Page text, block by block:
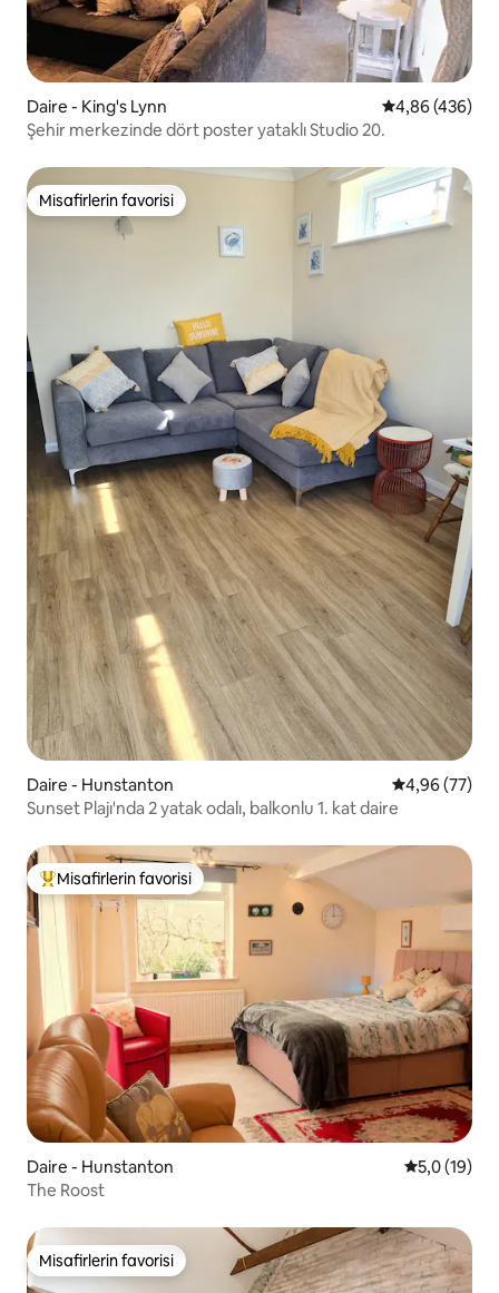
Daire - King's Lynn 5 üzerinden
4,86 (436)
Şehir merkezinde dört poster yataklı Studio 20.
Misafirlerin favorisi
Misafirlerin favorisi
Daire - Hunstanton 5 üzerinden
4,96 (77)
Sunset Plajı'nda 2 yatak odalı, balkonlu 1. kat daire
Misafirlerin favorilerinden en beğenilenler arasında
Misafirlerin favorisi
Daire - Hunstanton 55,0 (19)
The Roost
Misafirlerin favorisi
Misafirlerin favorisi